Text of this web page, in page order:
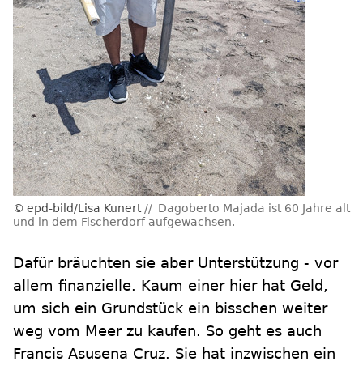
epd-bild/Lisa Kunert
Dagoberto Majada ist 60 Jahre alt
und in dem Fischerdorf aufgewachsen.
Dafür bräuchten sie aber Unterstützung - vor
allem finanzielle. Kaum einer hier hat Geld,
um sich ein Grundstück ein bisschen weiter
weg vom Meer zu kaufen. So geht es auch
Francis Asusena Cruz. Sie hat inzwischen ein